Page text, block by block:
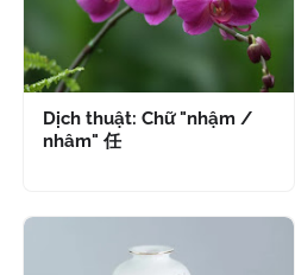
Dịch thuật: Chữ "nhậm /
nhâm" 任